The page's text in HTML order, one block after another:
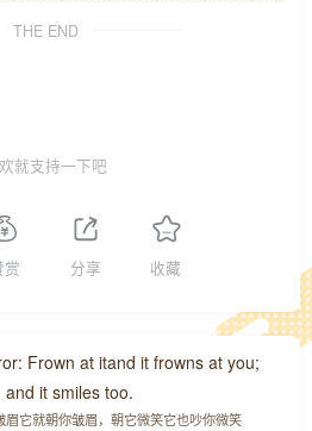
THE END
就支持一下吧
赏 分享 收藏
Frown at itand it frowns at you;
and it smiles too.
它就朝你皱眉，朝它微笑它也吵你微笑